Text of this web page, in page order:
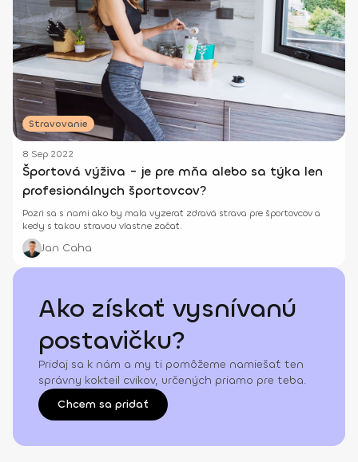
Stravovanie
8 Sep 2022
Športová výživa - je pre mňa alebo sa týka len
profesionálnych športovcov?
Pozri sa s nami ako by mala vyzerať zdravá strava pre športovcov a
kedy s takou stravou vlastne začať.
Jan Caha
Ako získať vysnívanú
postavičku?
Pridaj sa k nám a my ti pomôžeme namiešať ten
správny kokteil cvikov, určených priamo pre teba.
Chcem sa pridať